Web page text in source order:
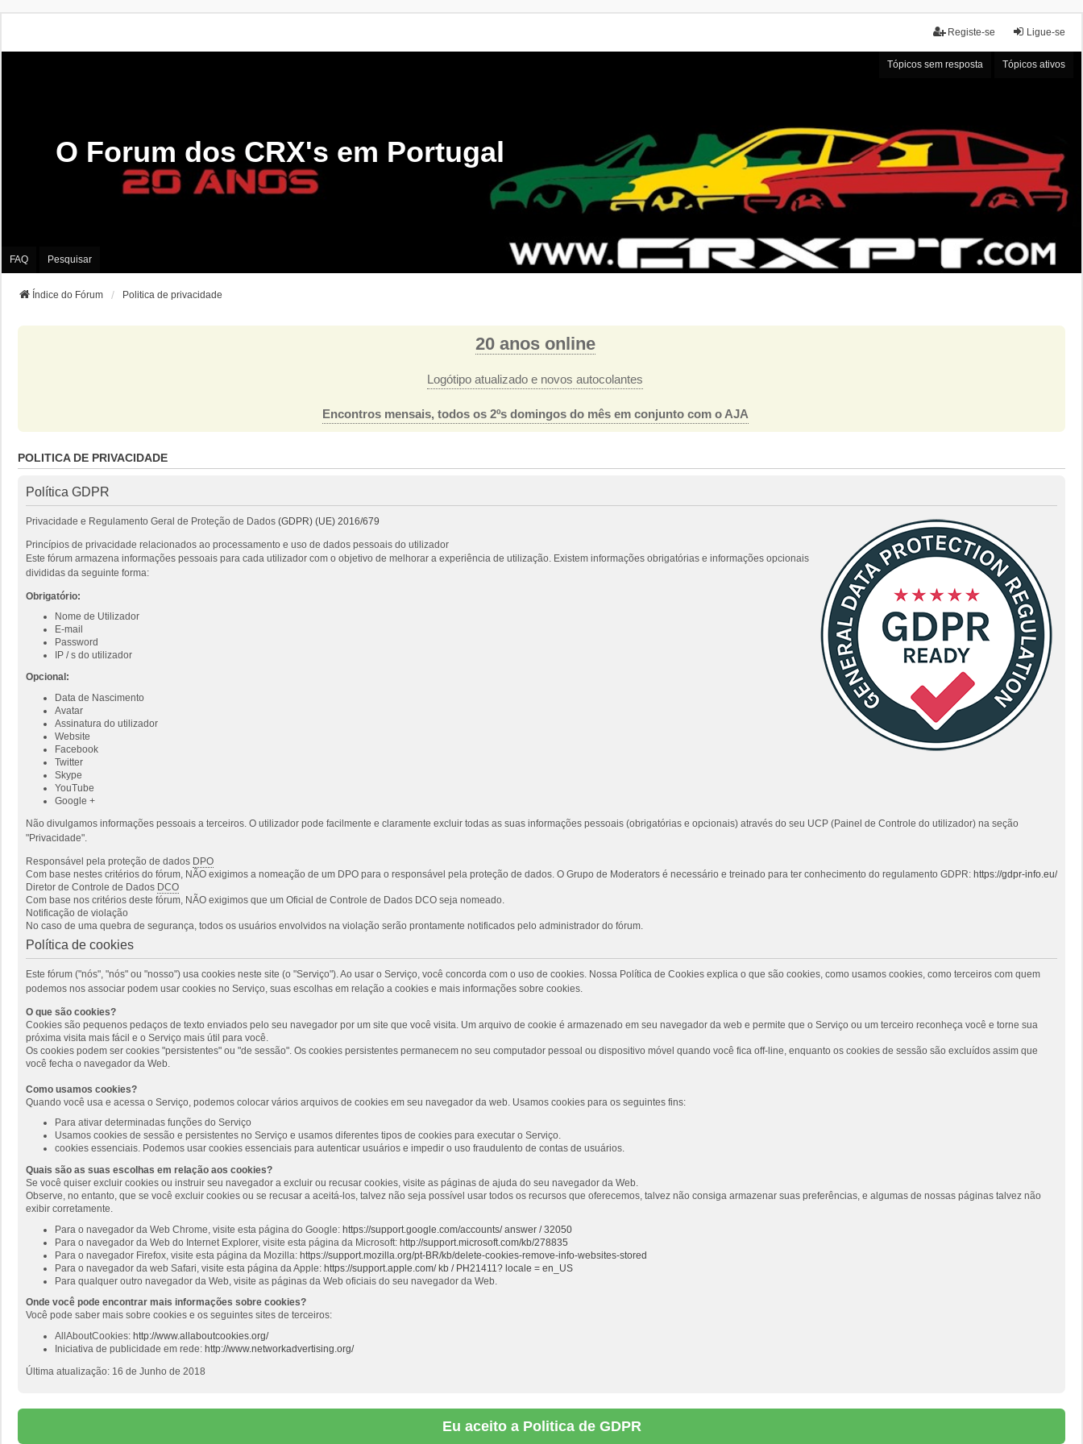
Ligue-se
Registe-se
Tópicos sem resposta Tópicos ativos
O Forum dos CRX's em Portugal
FAQ Pesquisar
Índice do Fórum Politica de privacidade
20 anos online
Logótipo atualizado e novos autocolantes
Encontros mensais, todos os 2ºs domingos do mês em conjunto com o AJA
POLITICA DE PRIVACIDADE
Política GDPR
Privacidade e Regulamento Geral de Proteção de Dados (GDPR) (UE) 2016/679
Princípios de privacidade relacionados ao processamento e uso de dados pessoais do utilizador
Este fórum armazena informações pessoais para cada utilizador com o objetivo de melhorar a experiência de utilização. Existem informações obrigatórias e informações opcionais
divididas da seguinte forma:
Obrigatório:
Nome de Utilizador
E-mail
Password
IP / s do utilizador
Opcional:
Data de Nascimento
Avatar
Assinatura do utilizador
Website
Facebook
Twitter
Skype
YouTube
Google +
Não divulgamos informações pessoais a terceiros. O utilizador pode facilmente e claramente excluir todas as suas informações pessoais (obrigatórias e opcionais) através do seu UCP (Painel de Controle do utilizador) na seção
"Privacidade".
Responsável pela proteção de dados DPO
Com base nestes critérios do fórum, NÃO exigimos a nomeação de um DPO para o responsável pela proteção de dados. O Grupo de Moderators é necessário e treinado para ter conhecimento do regulamento GDPR: https://gdpr-info.eu/
Diretor de Controle de Dados DCO
Com base nos critérios deste fórum, NÃO exigimos que um Oficial de Controle de Dados DCO seja nomeado.
Notificação de violação
No caso de uma quebra de segurança, todos os usuários envolvidos na violação serão prontamente notificados pelo administrador do fórum.
Política de cookies
Este fórum ("nós", "nós" ou "nosso") usa cookies neste site (o "Serviço"). Ao usar o Serviço, você concorda com o uso de cookies. Nossa Política de Cookies explica o que são cookies, como usamos cookies, como terceiros com quem
podemos nos associar podem usar cookies no Serviço, suas escolhas em relação a cookies e mais informações sobre cookies.
O que são cookies?
Cookies são pequenos pedaços de texto enviados pelo seu navegador por um site que você visita. Um arquivo de cookie é armazenado em seu navegador da web e permite que o Serviço ou um terceiro reconheça você e torne sua
próxima visita mais fácil e o Serviço mais útil para você.
Os cookies podem ser cookies "persistentes" ou "de sessão". Os cookies persistentes permanecem no seu computador pessoal ou dispositivo móvel quando você fica off-line, enquanto os cookies de sessão são excluídos assim que
você fecha o navegador da Web.
Como usamos cookies?
Quando você usa e acessa o Serviço, podemos colocar vários arquivos de cookies em seu navegador da web. Usamos cookies para os seguintes fins:
Para ativar determinadas funções do Serviço
Usamos cookies de sessão e persistentes no Serviço e usamos diferentes tipos de cookies para executar o Serviço.
cookies essenciais. Podemos usar cookies essenciais para autenticar usuários e impedir o uso fraudulento de contas de usuários.
Quais são as suas escolhas em relação aos cookies?
Se você quiser excluir cookies ou instruir seu navegador a excluir ou recusar cookies, visite as páginas de ajuda do seu navegador da Web.
Observe, no entanto, que se você excluir cookies ou se recusar a aceitá-los, talvez não seja possível usar todos os recursos que oferecemos, talvez não consiga armazenar suas preferências, e algumas de nossas páginas talvez não
exibir corretamente.
Para o navegador da Web Chrome, visite esta página do Google: https://support.google.com/accounts/ answer / 32050
Para o navegador da Web do Internet Explorer, visite esta página da Microsoft: http://support.microsoft.com/kb/278835
Para o navegador Firefox, visite esta página da Mozilla: https://support.mozilla.org/pt-BR/kb/delete-cookies-remove-info-websites-stored
Para o navegador da web Safari, visite esta página da Apple: https://support.apple.com/ kb / PH21411? locale = en_US
Para qualquer outro navegador da Web, visite as páginas da Web oficiais do seu navegador da Web.
Onde você pode encontrar mais informações sobre cookies?
Você pode saber mais sobre cookies e os seguintes sites de terceiros:
AllAboutCookies: http://www.allaboutcookies.org/
Iniciativa de publicidade em rede: http://www.networkadvertising.org/
Última atualização: 16 de Junho de 2018